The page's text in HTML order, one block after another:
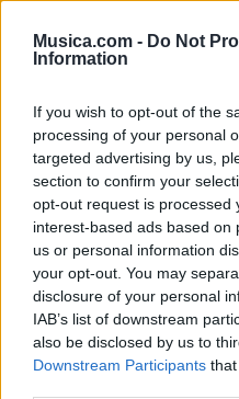
Musica.com - Do Not
Information
If you wish to opt-out of the
processing of your personal
targeted advertising by us,
section to confirm your
opt-out request is processed
interest-based ads based on
us or personal information
your opt-out. You may
disclosure of your personal
IAB’s list of downstream
also be disclosed by us to
Downstream Participants
expresar su amor sin
y las palabras, busca
en su vida. Es un
sincero, envuelto en
el alma y el corazón de
Vídeo con letra